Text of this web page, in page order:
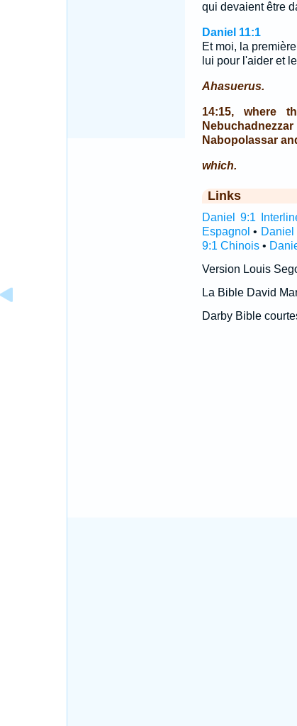
qui devaient être
Daniel 11:1
Et moi, la
lui pour l'aider et
Ahasuerus.
14:15, where
Nabopolassar
which.
Links
Daniel 9:1
Espagnol • Daniel
9:1 Chinois•
Version Louis
La Bible David
Darby Bible